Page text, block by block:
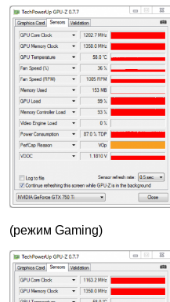
(режим Gaming)